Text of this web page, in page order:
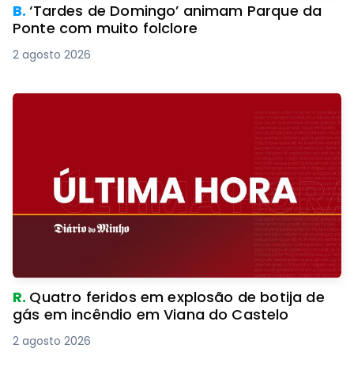
B.‘Tardes de Domingo’ animam Parque da
Ponte com muito folclore
2 agosto 2026
R. Quatro feridos em explosão de botija de
gás em incêndio em Viana do Castelo
2 agosto 2026